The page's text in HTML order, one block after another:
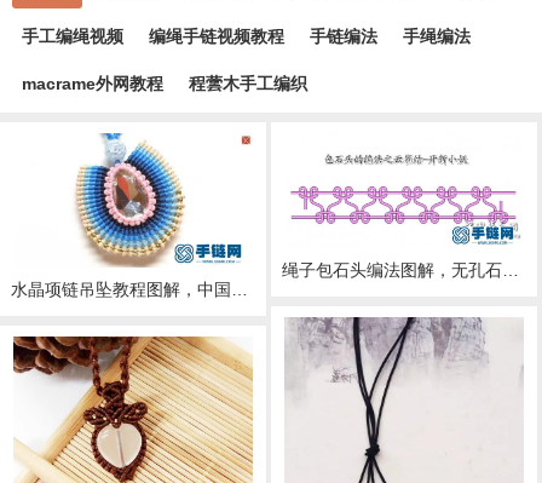
手工编绳视频 编绳手链视频教程 手链编法 手绳编法
macrame外网教程 程蕓木手工编织
绳子包石头编法图解，无孔石头编绳吊坠教程